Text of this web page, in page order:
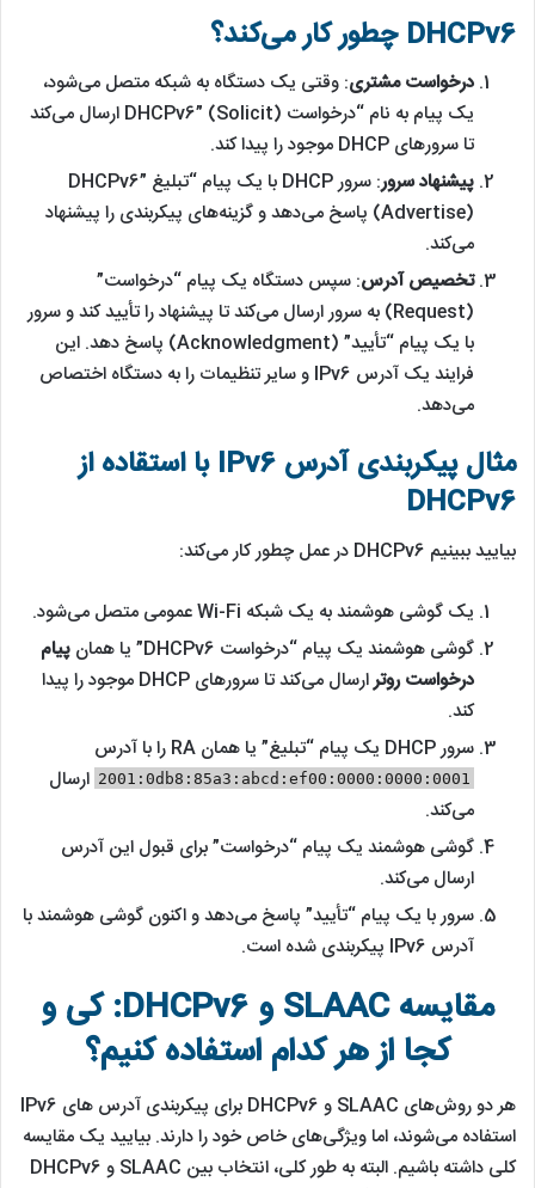
DHCPv6 چطور کار می‌کند؟
درخواست مشتری: وقتی یک دستگاه به شبکه متصل می‌شود،
یک پیام به نام “درخواست DHCPv6” (Solicit) ارسال می‌کند
تا سرورهای DHCP موجود را پیدا کند.
پیشنهاد سرور
: سرور DHCP با یک پیام “تبلیغ DHCPv6”
(Advertise) پاسخ می‌دهد و گزینه‌های پیکربندی را پیشنهاد
می‌کند.
تخصیص آدرس: سپس دستگاه یک پیام “درخواست”
(Request) به سرور ارسال می‌کند تا پیشنهاد را تأیید کند و سرور
با یک پیام “تأیید” (Acknowledgment) پاسخ دهد. این
فرایند یک آدرس IPv6 و سایر تنظیمات را به دستگاه اختصاص
می‌دهد.
مثال پیکربندی آدرس IPv6 با استقاده از
DHCPv6
بیایید ببینیم DHCPv6 در عمل چطور کار می‌کند:
یک گوشی هوشمند به یک شبکه Wi-Fi عمومی متصل می‌شود.
گوشی هوشمند یک پیام “درخواست DHCPv6” یا همان
پیام
درخواست روتر
ارسال می‌کند تا سرورهای DHCP موجود را پیدا
کند.
سرور DHCP یک پیام “تبلیغ” یا همان RA را با آدرس
2001:0db8:85a3:abcd:ef00:0000:0000:0001 ارسال
می‌کند.
گوشی هوشمند یک پیام “درخواست” برای قبول این آدرس
ارسال می‌کند.
سرور با یک پیام “تأیید” پاسخ می‌دهد و اکنون گوشی هوشمند با
آدرس IPv6 پیکربندی شده است.
مقایسه SLAAC و DHCPv6: کی و
کجا از هر کدام استفاده کنیم؟
هر دو روش‌های SLAAC و DHCPv6 برای پیکربندی آدرس های IPv6
استفاده می‌شوند، اما ویژگی‌های خاص خود را دارند. بیایید یک مقایسه
کلی داشته باشیم. البته به طور کلی، انتخاب بین SLAAC و DHCPv6